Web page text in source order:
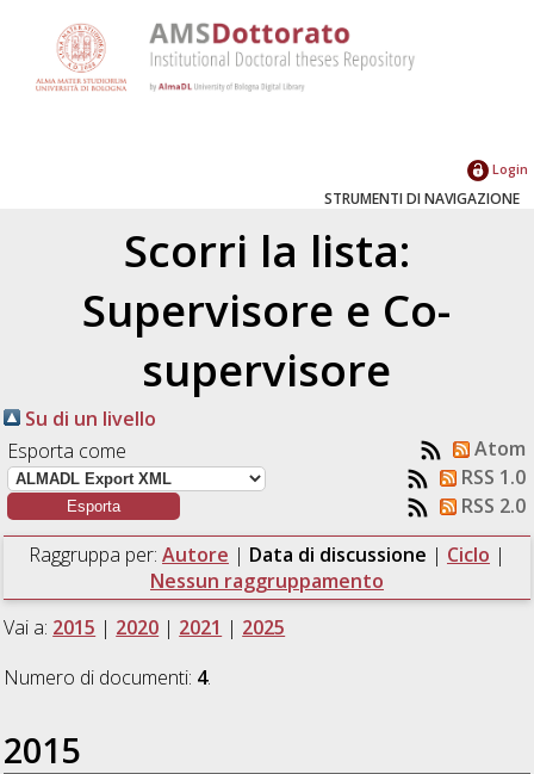
Login
STRUMENTI DI NAVIGAZIONE
Scorri la lista:
Supervisore e Co-
supervisore
Su di un livello
Esporta come
Atom
RSS 1.0
RSS 2.0
Raggruppa per: Autore | Data di discussione | Ciclo |
Nessun raggruppamento
Vai a: 2015 | 2020 | 2021 | 2025
Numero di documenti: 4.
2015